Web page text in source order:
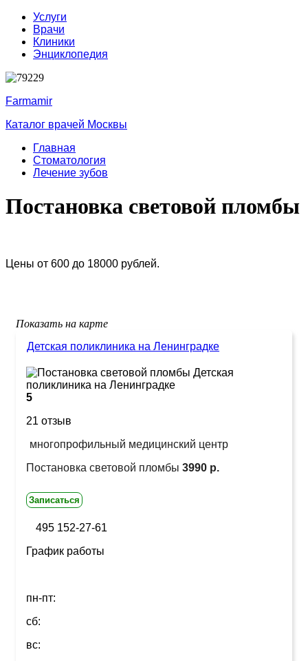
Услуги
Врачи
Клиники
Энциклопедия
Farmamir
Каталог врачей Москвы
Главная
Стоматология
Лечение зубов
Постановка световой пломбы
Цены от 600 до 18000 рублей.
Показать на карте
Детская поликлиника на Ленинградке
5
21 отзыв
многопрофильный медицинский центр
Постановка световой пломбы 3990 р.
Записаться
495 152-27-61
График работы
пн-пт:
сб:
вс: